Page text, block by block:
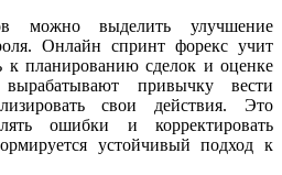
можно выделить улучшение
Онлайн спринт форекс учит
к планированию сделок и оценке
вырабатывают привычку вести
свои действия. Это
ошибки и корректировать
устойчивый подход к